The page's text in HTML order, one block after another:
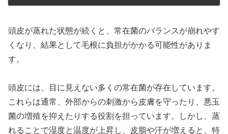
頭皮が蒸れた状態が続くと、常在菌のバランスが崩れやす
くなり、結果として毛根に負担がかかる可能性がありま
す。
頭皮には、目に見えない多くの常在菌が存在しています。
これらは通常、外部からの刺激から皮膚を守ったり、悪玉
菌の増殖を抑えたりする役割を担っています。しかし、蒸
れることで湿度と温度が上昇し、皮脂や汗が増えると、特